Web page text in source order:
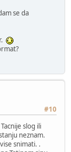
se da
#10
slog ili
neznam.
snimati. .